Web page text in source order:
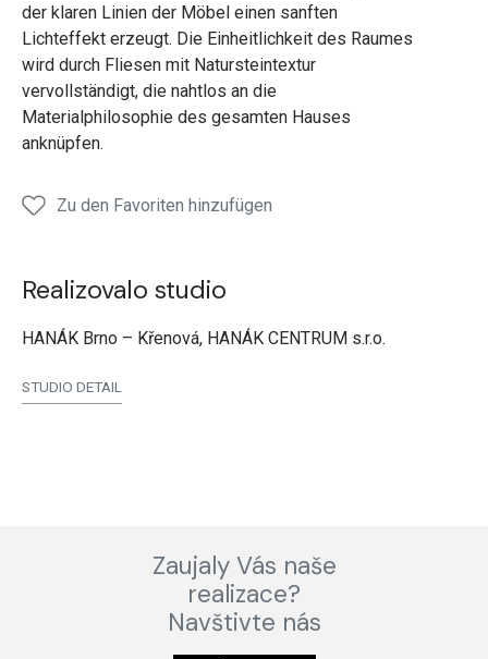
der klaren Linien der Möbel einen sanften
Lichteffekt erzeugt. Die Einheitlichkeit des Raumes
wird durch Fliesen mit Natursteintextur
vervollständigt, die nahtlos an die
Materialphilosophie des gesamten Hauses
anknüpfen.
Zu den Favoriten hinzufügen
Realizovalo studio
HANÁK Brno – Křenová, HANÁK CENTRUM s.r.o.
STUDIO DETAIL
Zaujaly Vás naše
realizace?
Navštivte nás